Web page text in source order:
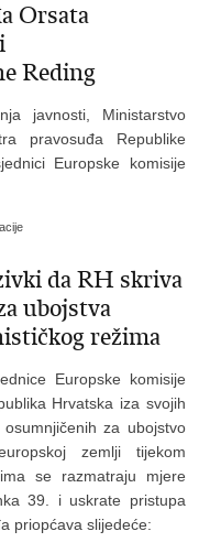
Orsata
Reding
javnosti, Ministarstvo
pravosuđa Republike
Europske komisije
da RH skriva
ubojstva
režima
Europske komisije
Hrvatska iza svojih
za ubojstvo
zemlji tijekom
se razmatraju mjere
39. i uskrate pristupa
priopćava slijedeće: